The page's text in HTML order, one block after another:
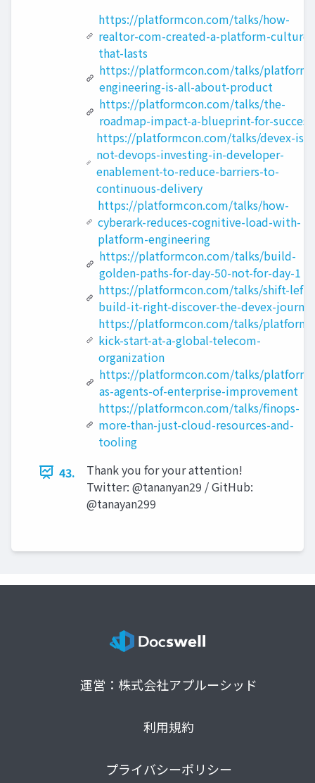
https://platformcon.com/talks/how-
realtor-com-created-a-platform-culture-
that-lasts
https://platformcon.com/talks/platform-
engineering-is-all-about-product
https://platformcon.com/talks/the-
roadmap-impact-a-blueprint-for-success
https://platformcon.com/talks/devex-is-
not-devops-investing-in-developer-
enablement-to-reduce-barriers-to-
continuous-delivery
https://platformcon.com/talks/how-
cyberark-reduces-cognitive-load-with-
platform-engineering
https://platformcon.com/talks/build-
golden-paths-for-day-50-not-for-day-1
https://platformcon.com/talks/shift-left-
build-it-right-discover-the-devex-
https://platformcon.com/talks/platform-
kick-start-at-a-global-telecom-
organization
https://platformcon.com/talks/platform-
as-agents-of-enterprise-improvement
https://platformcon.com/talks/finops-
more-than-just-cloud-resources-and-
tooling
43.
Thank you for your attention!
Twitter: @tananyan29 / GitHub:
@tanayan299
運営：株式会社アプルーシッド
利用規約
プライバシーポリシー